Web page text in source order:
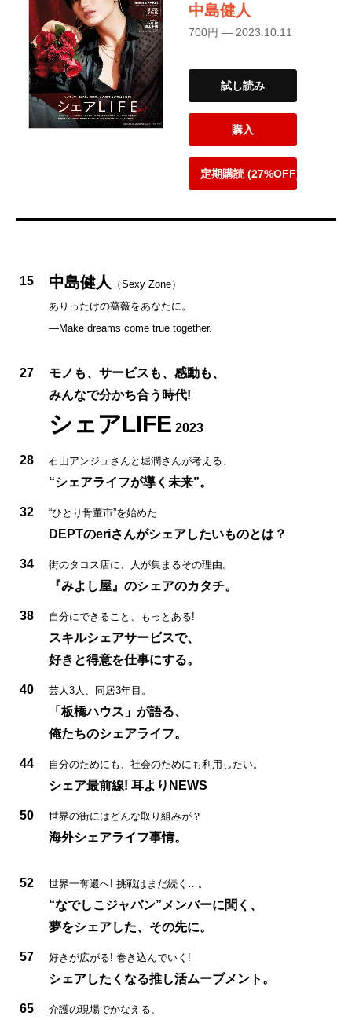
中島健人
700円 — 2023.10.11
試し読み
購入
定期購読 (27%OFF)
15 中島健人
（Sexy Zone）
ありったけの薔薇をあなたに。
—Make dreams come true together.
27
モノも、サービスも、感動も、
みんなで分かち合う時代!
シェアLIFE 2023
28 石山アンジュさんと堀潤さんが考える、
“シェアライフが導く未来”。
32 “ひとり骨董市”を始めた
DEPTのeriさんがシェアしたいものとは？
34 街のタコス店に、人が集まるその理由。
『みよし屋』のシェアのカタチ。
38 自分にできること、もっとある!
スキルシェアサービスで、
好きと得意を仕事にする。
40 芸人3人、同居3年目。
「板橋ハウス」が語る、
俺たちのシェアライフ。
44 自分のためにも、社会のためにも利用したい。
シェア最前線! 耳よりNEWS
50 世界の街にはどんな取り組みが？
海外シェアライフ事情。
52 世界一奪還へ! 挑戦はまだ続く…。
“なでしこジャパン”メンバーに聞く、
夢をシェアした、その先に。
57 好きが広がる! 巻き込んでいく!
シェアしたくなる推し活ムーブメント。
65 介護の現場でかなえる、